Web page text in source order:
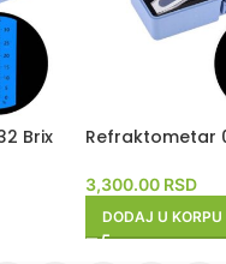
Brix Refraktometar
3,300.00 RSD
DODAJ U KORPU